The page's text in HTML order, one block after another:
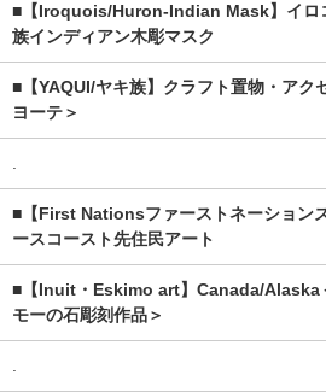
■【Iroquois/Huron-Indian Mask】イロ
族インディアン木彫マスク
■【YAQUI/ヤキ族】クラフト置物・アク
ヨーテ＞
.
■【First Nationsファーストネーション
ースコースト先住民アート
■【Inuit・Eskimo art】Canada/Alaska
モーの石彫刻作品＞
.